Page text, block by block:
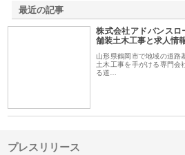
最近の記事
株式会社アドバンスロ
舗装土木工事と求人情
山形県鶴岡市で地域の道路
土木工事を手がける専門会
る道…
プレスリリース